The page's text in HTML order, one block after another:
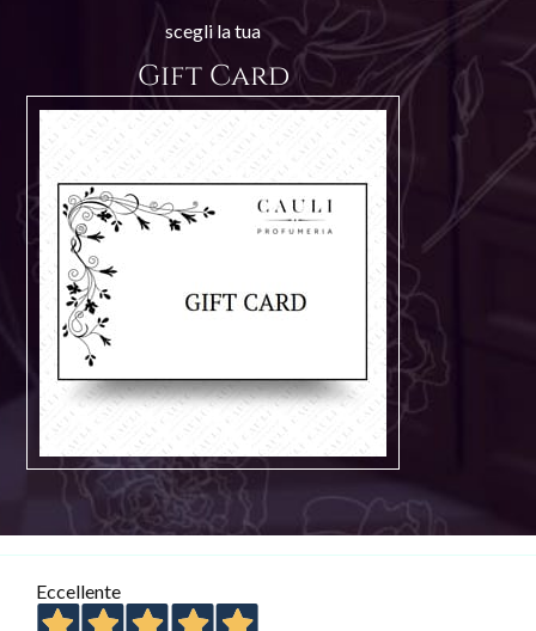
scegli la tua
Gift Card
Eccellente